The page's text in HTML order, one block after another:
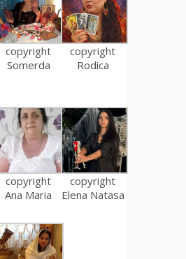
copyright
Somerda
copyright
Rodica
copyright
Ana Maria
copyright
Elena Natasa